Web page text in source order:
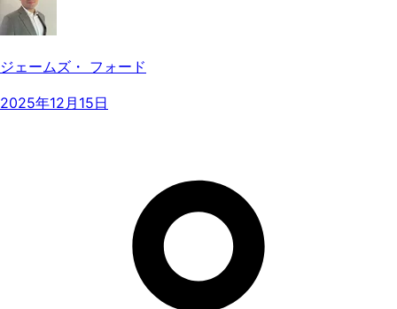
ジェームズ・ フォード
2025年12月15日